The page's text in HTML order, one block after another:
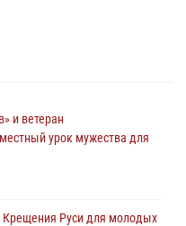
и ветеран
урок мужества для
Крещения Руси для молодых